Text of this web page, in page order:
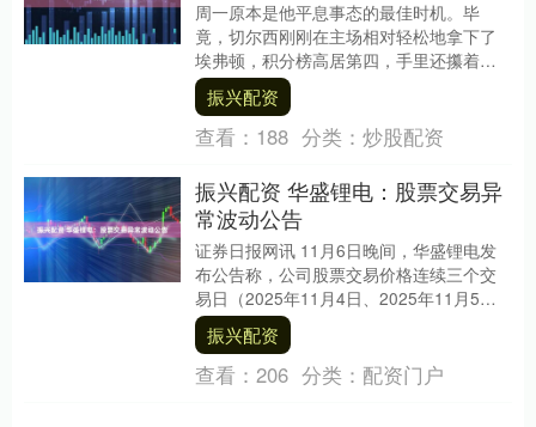
周一原本是他平息事态的最佳时机。毕
竟，切尔西刚刚在主场相对轻松地拿下了
埃弗顿，积分榜高居第四，手里还攥着世
俱杯的冠军奖杯。然而，这位意大利人并
没有选择握手言和振....
振兴配资
查看： 188 分类： 炒股配资
振兴配资 华盛锂电：股票交易异
常波动公告
证券日报网讯 11月6日晚间，华盛锂电发
布公告称，公司股票交易价格连续三个交
易日（2025年11月4日、2025年11月5
日、2025年11月6日）内收盘价格涨....
振兴配资
查看： 206 分类： 配资门户